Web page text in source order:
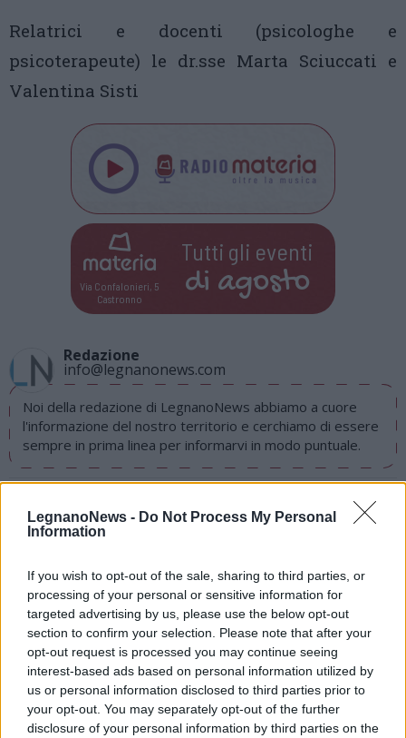
LegnanoNews - Do Not Process My Personal
Information
If you wish to opt-out of the sale, sharing to third parties, or
processing of your personal or sensitive information for
targeted advertising by us, please use the below opt-out
section to confirm your selection. Please note that after your
opt-out request is processed you may continue seeing
interest-based ads based on personal information utilized by
us or personal information disclosed to third parties prior to
your opt-out. You may separately opt-out of the further
disclosure of your personal information by third parties on the
Relatrici e docenti (psicologhe e
psicoterapeute) le dr.sse Marta Sciuccati e
Valentina Sisti
Via Confalonieri, 5
Castronno
Tutti gli eventi
di agosto
Redazione
info@legnanonews.com
Noi della redazione di LegnanoNews abbiamo a cuore
l'informazione del nostro territorio e cerchiamo di essere
sempre in prima linea per informarvi in modo puntuale.
LEGNANO
Selezioniamo per te
Il meglio di